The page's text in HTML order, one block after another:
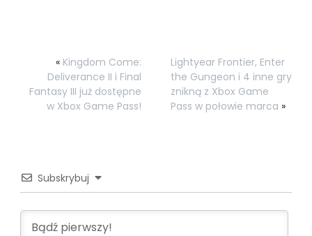
« Kingdom Come:
Deliverance II i Final
Fantasy III już dostępne
w Xbox Game Pass!
Lightyear Frontier, Enter
the Gungeon i 4 inne gry
znikną z Xbox Game
Pass w połowie marca »
Subskrybuj